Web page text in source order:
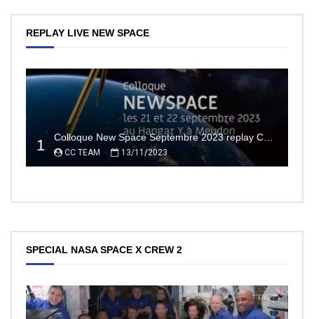
REPLAY LIVE NEW SPACE
1 CC TEAM 13/11/2023
SPECIAL NASA SPACE X CREW 2